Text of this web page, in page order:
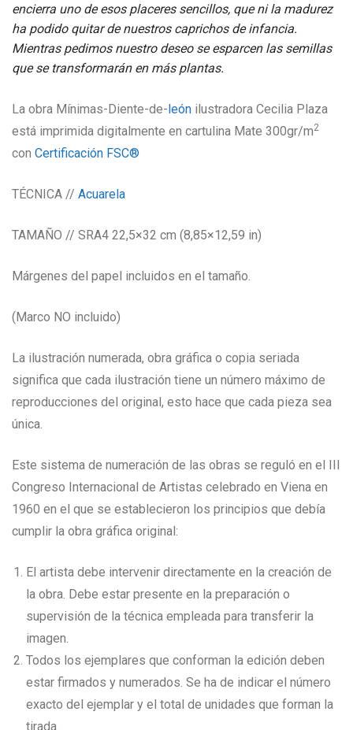
encierra uno de esos placeres sencillos, que ni la madurez
ha podido quitar de nuestros caprichos de infancia.
Mientras pedimos nuestro deseo se esparcen las semillas
que se transformarán en más plantas.
La obra Mínimas-Diente-de-león ilustradora Cecilia Plaza
está imprimida digitalmente en cartulina Mate 300gr/m2
con Certificación FSC®
TÉCNICA // Acuarela
TAMAÑO // SRA4 22,5×32 cm (8,85×12,59 in)
Márgenes del papel incluidos en el tamaño.
(Marco NO incluido)
La ilustración numerada, obra gráfica o copia seriada
significa que cada ilustración tiene un número máximo de
reproducciones del original, esto hace que cada pieza sea
única.
Este sistema de numeración de las obras se reguló en el III
Congreso Internacional de Artistas celebrado en Viena en
1960 en el que se establecieron los principios que debía
cumplir la obra gráfica original:
El artista debe intervenir directamente en la creación de
la obra. Debe estar presente en la preparación o
supervisión de la técnica empleada para transferir la
imagen.
Todos los ejemplares que conforman la edición deben
estar firmados y numerados. Se ha de indicar el número
exacto del ejemplar y el total de unidades que forman la
tirada.